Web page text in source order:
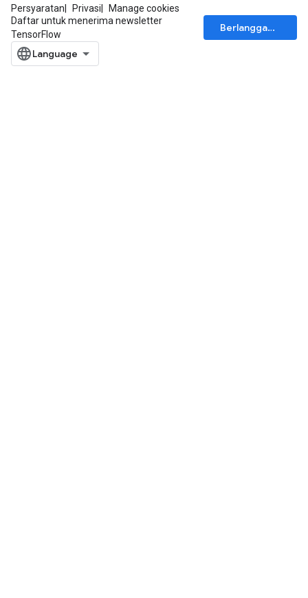
Persyaratan Privasi
Manage cookies
Daftar untuk menerima newsletter
TensorFlow
Berlangganan